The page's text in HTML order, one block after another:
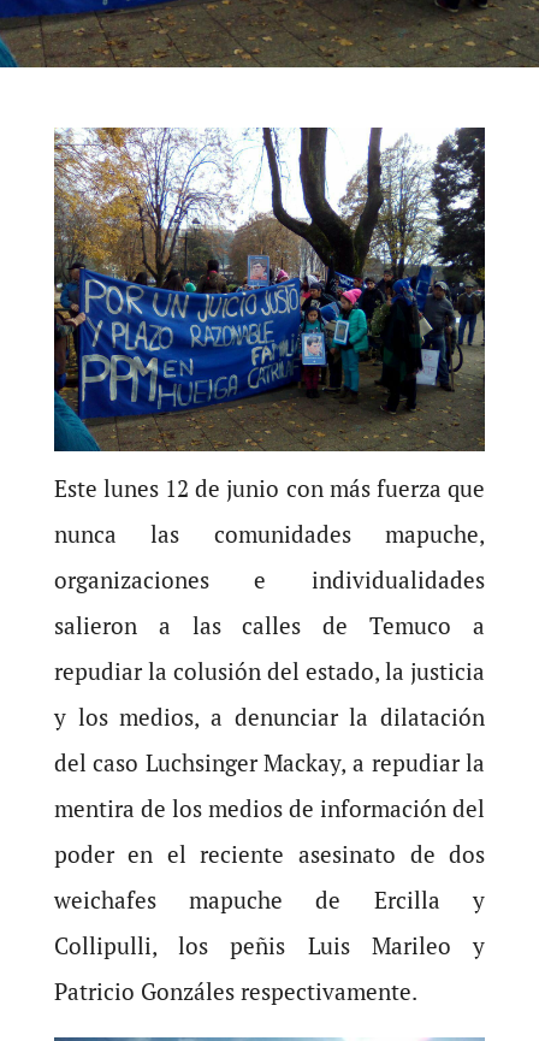
Este lunes 12 de junio con más fuerza que
nunca las comunidades mapuche,
organizaciones e individualidades
salieron a las calles de Temuco a
repudiar la colusión del estado, la justicia
y los medios, a denunciar la dilatación
del caso Luchsinger Mackay, a repudiar la
mentira de los medios de información del
poder en el reciente asesinato de dos
weichafes mapuche de Ercilla y
Collipulli, los peñis Luis Marileo y
Patricio Gonzáles respectivamente.